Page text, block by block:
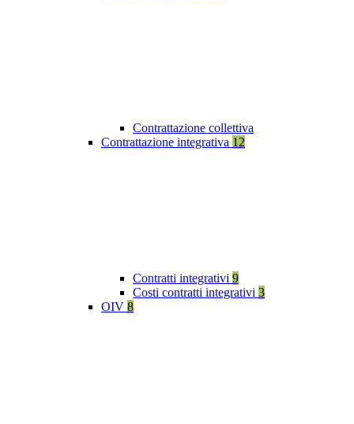
Contrattazione collettiva
Contrattazione integrativa 12
Contratti integrativi 9
Costi contratti integrativi 3
OIV 8